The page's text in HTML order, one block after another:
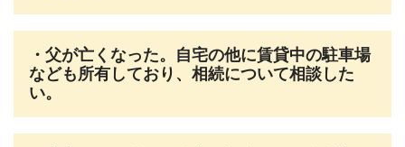
・父が亡くなった。自宅の他に賃貸中の駐車場
なども所有しており、相続について相談した
い。